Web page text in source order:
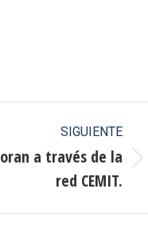
SIGUIENTE
a través de la
red CEMIT.